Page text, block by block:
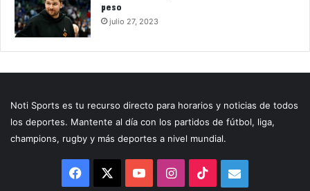
peso
julio 27, 2023
Noti Sports es tu recurso directo para horarios y noticias de todos
los deportes. Mantente al día con los partidos de fútbol, liga,
champions, rugby y más deportes a nivel mundial.
Facebook YouTubeInstagram
TikTokCorreo